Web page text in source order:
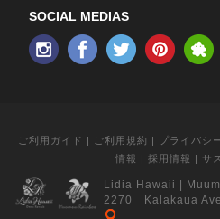
SOCIAL MEDIAS
ご利用ガイド | ご利用規約 | プライバシ
情報 | 採用情報 | サ
Lidia Hawaii
2270 Kalakaua